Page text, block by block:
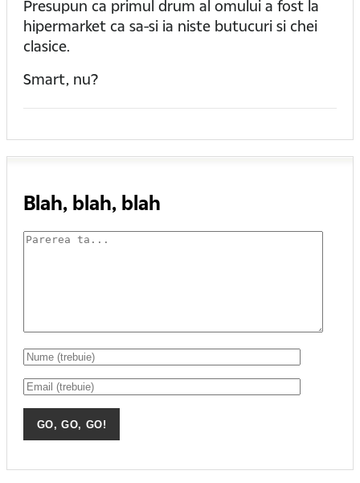
Presupun ca primul drum al omului a fost la
hipermarket ca sa-si ia niste butucuri si chei
clasice.
Smart, nu?
Blah, blah, blah